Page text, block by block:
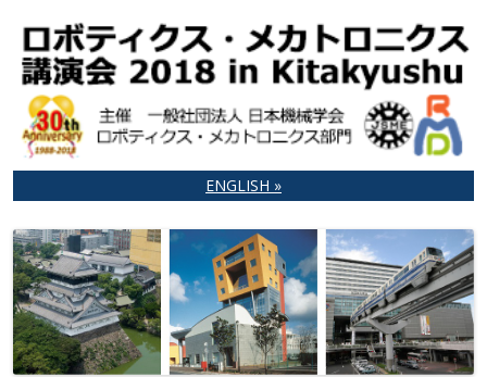
ENGLISH »
ロボティクス・メカトロニクス 講
演会 2018 in Kitakyushu
門